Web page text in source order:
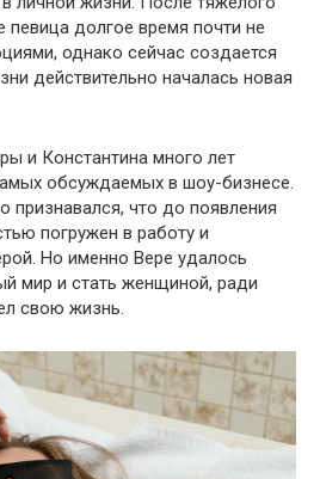
певица долгое время почти не
однако сейчас создается
действительно началась новая
и Константина много лет
обсуждаемых в шоу-бизнесе.
признавался, что до появления
погружен в работу и
Но именно Вере удалось
мир и стать женщиной, ради
свою жизнь.